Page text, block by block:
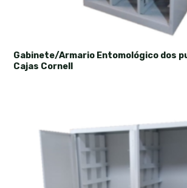
Gabinete/Armario Entomológico dos
Cajas Cornell